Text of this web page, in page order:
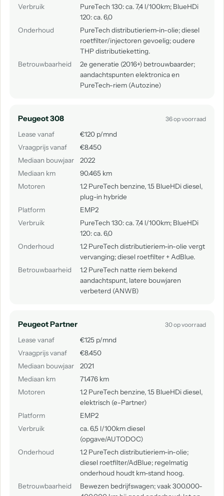
Verbruik
PureTech 130: ca. 7,4 l/100km; BlueHDi
120: ca. 6,0
Onderhoud
PureTech distributieriem-in-olie; diesel
roetfilter/injectoren gevoelig; oudere
THP distributieketting.
Betrouwbaarheid
2e generatie (2016+) betrouwbaarder;
aandachtspunten elektronica en
PureTech-riem (Autozine)
Peugeot 308 36 op voorraad
Lease vanaf
€120 p/mnd
Vraagprijs vanaf
€8.450
Mediaan bouwjaar
2022
Mediaan km
90.465 km
Motoren
1.2 PureTech benzine, 1.5 BlueHDi diesel,
plug-in hybride
Platform
EMP2
Verbruik
PureTech 130: ca. 7,4 l/100km; BlueHDi
120: ca. 6,0
Onderhoud
1.2 PureTech distributieriem-in-olie vergt
vervanging; diesel roetfilter + AdBlue.
Betrouwbaarheid
1.2 PureTech natte riem bekend
aandachtspunt, latere bouwjaren
verbeterd (ANWB)
Peugeot Partner 30 op voorraad
Lease vanaf
€125 p/mnd
Vraagprijs vanaf
€8.450
Mediaan bouwjaar
2021
Mediaan km
71.476 km
Motoren
1.2 PureTech benzine, 1.5 BlueHDi diesel,
elektrisch (e-Partner)
Platform
EMP2
Verbruik
ca. 6,5 l/100km diesel
(opgave/AUTODOC)
Onderhoud
1.2 PureTech distributieriem-in-olie;
diesel roetfilter/AdBlue; regelmatig
onderhoud houdt km-stand hoog.
Betrouwbaarheid
Bewezen bedrijfswagen; vaak 300.000-